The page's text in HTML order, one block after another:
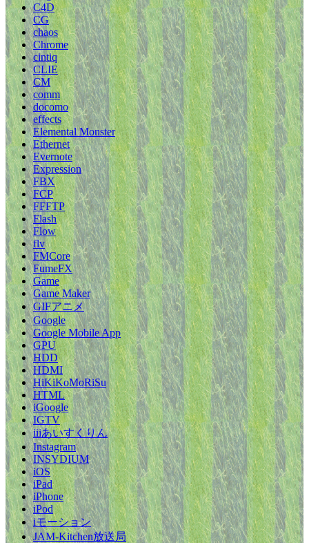
C4D
CG
chaos
Chrome
cintiq
CLIE
CM
comm
docomo
effects
Elemental Monster
Ethernet
Evernote
Expression
FBX
FCP
FFFTP
Flash
Flow
flv
FMCore
FumeFX
Game
Game Maker
GIFアニメ
Google
Google Mobile App
GPU
HDD
HDMI
HiKiKoMoRiSu
HTML
iGoogle
IGTV
iiiあいすくりん
Instagram
INSYDIUM
iOS
iPad
iPhone
iPod
iモーション
JAM-Kitchen放送局